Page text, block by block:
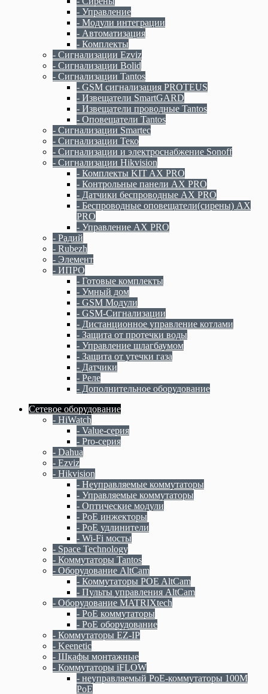
- Управление
- Модули интеграции
- Автоматизация
- Комплекты
- Сигнализации Ezviz
- Сигнализации Bolid
- Сигнализации Tantos
- GSM сигнализация PROTEUS
- Извещатели SmartGARD
- Извещатели проводные Tantos
- Оповещатели Tantos
- Сигнализации Smartec
- Сигнализации Теко
- Сигнализации и электроснабжение Sonoff
- Сигнализации Hikvision
- Комплекты KIT AX PRO
- Контрольные панели AX PRO
- Датчики беспроводные AX PRO
- Беспроводные оповещатели(сирены) AX
PRO
- Управление AX PRO
- Радий
- Rubezh
- Элемент
- ИПРО
- Готовые комплекты
- Умный дом
- GSM Модули
- GSM-Сигнализации
- Дистанционное управление котлами
- Защита от протечки воды
- Управление шлагбаумом
- Защита от утечки газа
- Датчики
- Реле
- Дополнительное оборудование
Сетевое оборудование
- HiWatch
- Value-серия
- Pro-серия
- Dahua
- Ezviz
- Hikvision
- Неуправляемые коммутаторы
- Управляемые коммутаторы
- Оптические модули
- PoE инжекторы
- PoE удлинители
- Wi-Fi мосты
- Space Technology
- Коммутаторы Tantos
- Оборудование AltCam
- Коммутаторы POE AltCam
- Пульты управления AltCam
- Оборудование MATRIXtech
- PoE коммутаторы
- PoE оборудование
- Коммутаторы EZ-IP
- Keenetic
- Шкафы монтажные
- Коммутаторы iFLOW
- неуправляемый PoE-коммутаторы 100M
PoE